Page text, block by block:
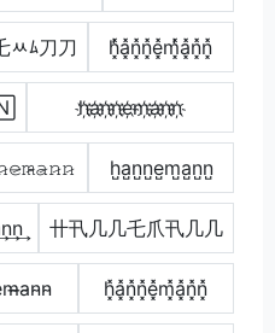
ﾶﾑ刀刀 h͓̽̾a͓̽n͓̽n͓̽e͓̽m͓̽̾a͓̽n͓̽n͓̽
h҉a҉n҉n҉e҉m҉a҉n҉n҉
h̺a̺n̺n̺e̺m̺a̺n̺n̺
卄卂几几乇爪卂几几
h͓̽a͓̽n͓̽n͓̽e͓̽m͓̽a͓̽n͓̽n͓̽